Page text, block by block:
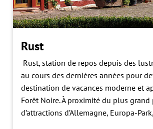
Rust
Rust, station de repos depuis des
au cours des dernières années pour
destination de vacances moderne et
Forêt Noire. À proximité du plus grand
d’attractions d’Allemagne, Europa-